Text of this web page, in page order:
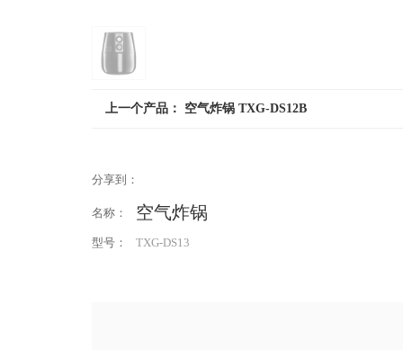
上一个产品： 空气炸锅 TXG-DS12B
分享到：
名称： 空气炸锅
型号： TXG-DS13